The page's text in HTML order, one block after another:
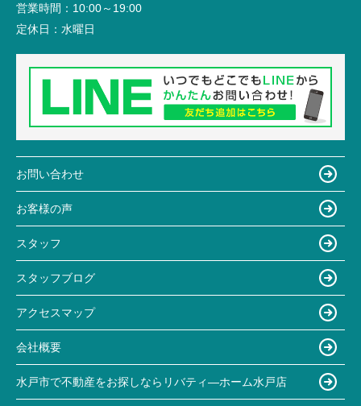
営業時間： 10:00～19:00
定休日： 水曜日
お問い合わせ
お客様の声
スタッフ
スタッフブログ
アクセスマップ
会社概要
水戸市で不動産をお探しならリバティ―ホーム水戸店